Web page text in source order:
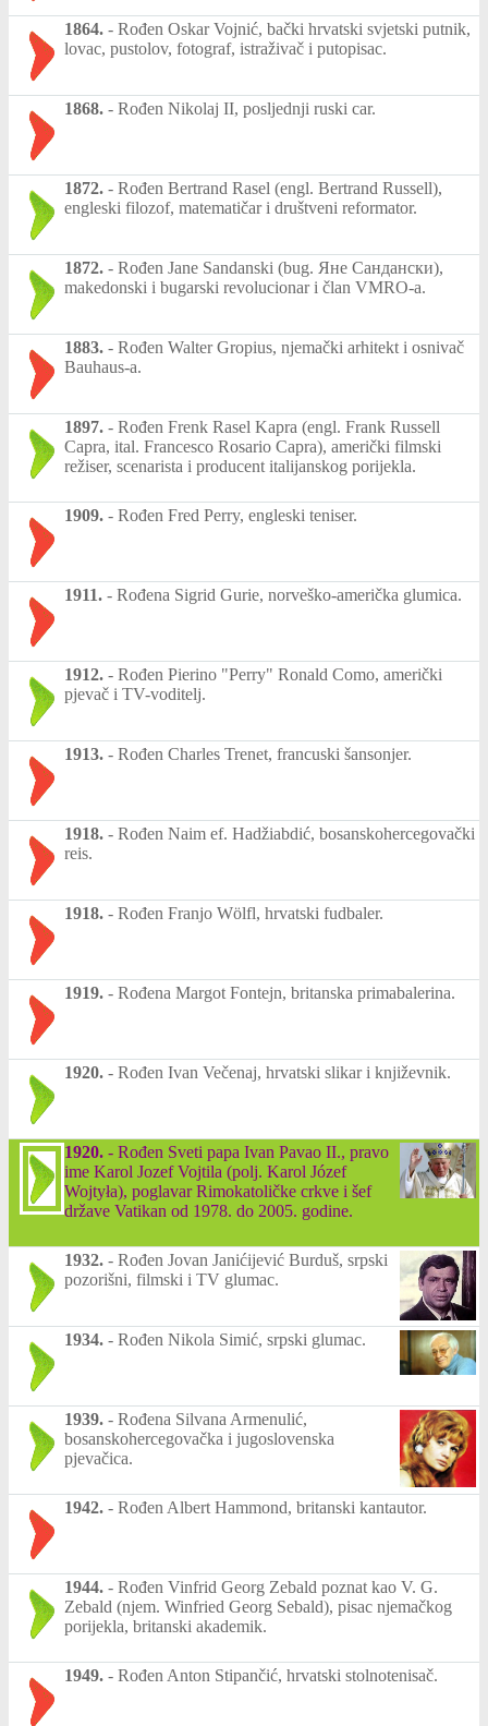
1864. - Rođen Oskar Vojnić, bački hrvatski svjetski putnik,
lovac, pustolov, fotograf, istraživač i putopisac.
1868. - Rođen Nikolaj II, posljednji ruski car.
1872. - Rođen Bertrand Rasel (engl. Bertrand Russell),
engleski filozof, matematičar i društveni reformator.
1872. - Rođen Jane Sandanski (bug. Яне Сандански),
makedonski i bugarski revolucionar i član VMRO-a.
1883. - Rođen Walter Gropius, njemački arhitekt i osnivač
Bauhaus-a.
1897. - Rođen Frenk Rasel Kapra (engl. Frank Russell
Capra, ital. Francesco Rosario Capra), američki filmski
režiser, scenarista i producent italijanskog porijekla.
1909. - Rođen Fred Perry, engleski teniser.
1911. - Rođena Sigrid Gurie, norveško-američka glumica.
1912. - Rođen Pierino "Perry" Ronald Como, američki
pjevač i TV-voditelj.
1913. - Rođen Charles Trenet, francuski šansonjer.
1918. - Rođen Naim ef. Hadžiabdić, bosanskohercegovački
reis.
1918. - Rođen Franjo Wölfl, hrvatski fudbaler.
1919. - Rođena Margot Fontejn, britanska primabalerina.
1920. - Rođen Ivan Večenaj, hrvatski slikar i književnik.
1920. - Rođen Sveti papa Ivan Pavao II., pravo
ime Karol Jozef Vojtila (polj. Karol Józef
Wojtyła), poglavar Rimokatoličke crkve i šef
države Vatikan od 1978. do 2005. godine.
1932. - Rođen Jovan Janićijević Burduš, srpski
pozorišni, filmski i TV glumac.
1934. - Rođen Nikola Simić, srpski glumac.
1939. - Rođena Silvana Armenulić,
bosanskohercegovačka i jugoslovenska
pjevačica.
1942. - Rođen Albert Hammond, britanski kantautor.
1944. - Rođen Vinfrid Georg Zebald poznat kao V. G.
Zebald (njem. Winfried Georg Sebald), pisac njemačkog
porijekla, britanski akademik.
1949. - Rođen Anton Stipančić, hrvatski stolnotenisač.